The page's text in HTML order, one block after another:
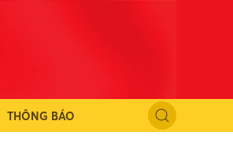
THÔNG BÁO